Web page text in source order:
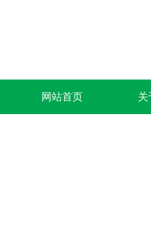
网站首页 关